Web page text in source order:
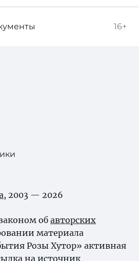
16+
, 2003 — 2026
об авторских
материала
Розы Хутор» активная
на источник